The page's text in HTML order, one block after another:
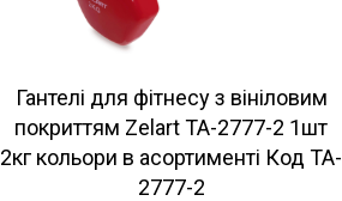
Гантелі для фітнесу з вініловим
покриттям Zelart TA-2777-2 1шт
2кг кольори в асортименті Код TA-
2777-2